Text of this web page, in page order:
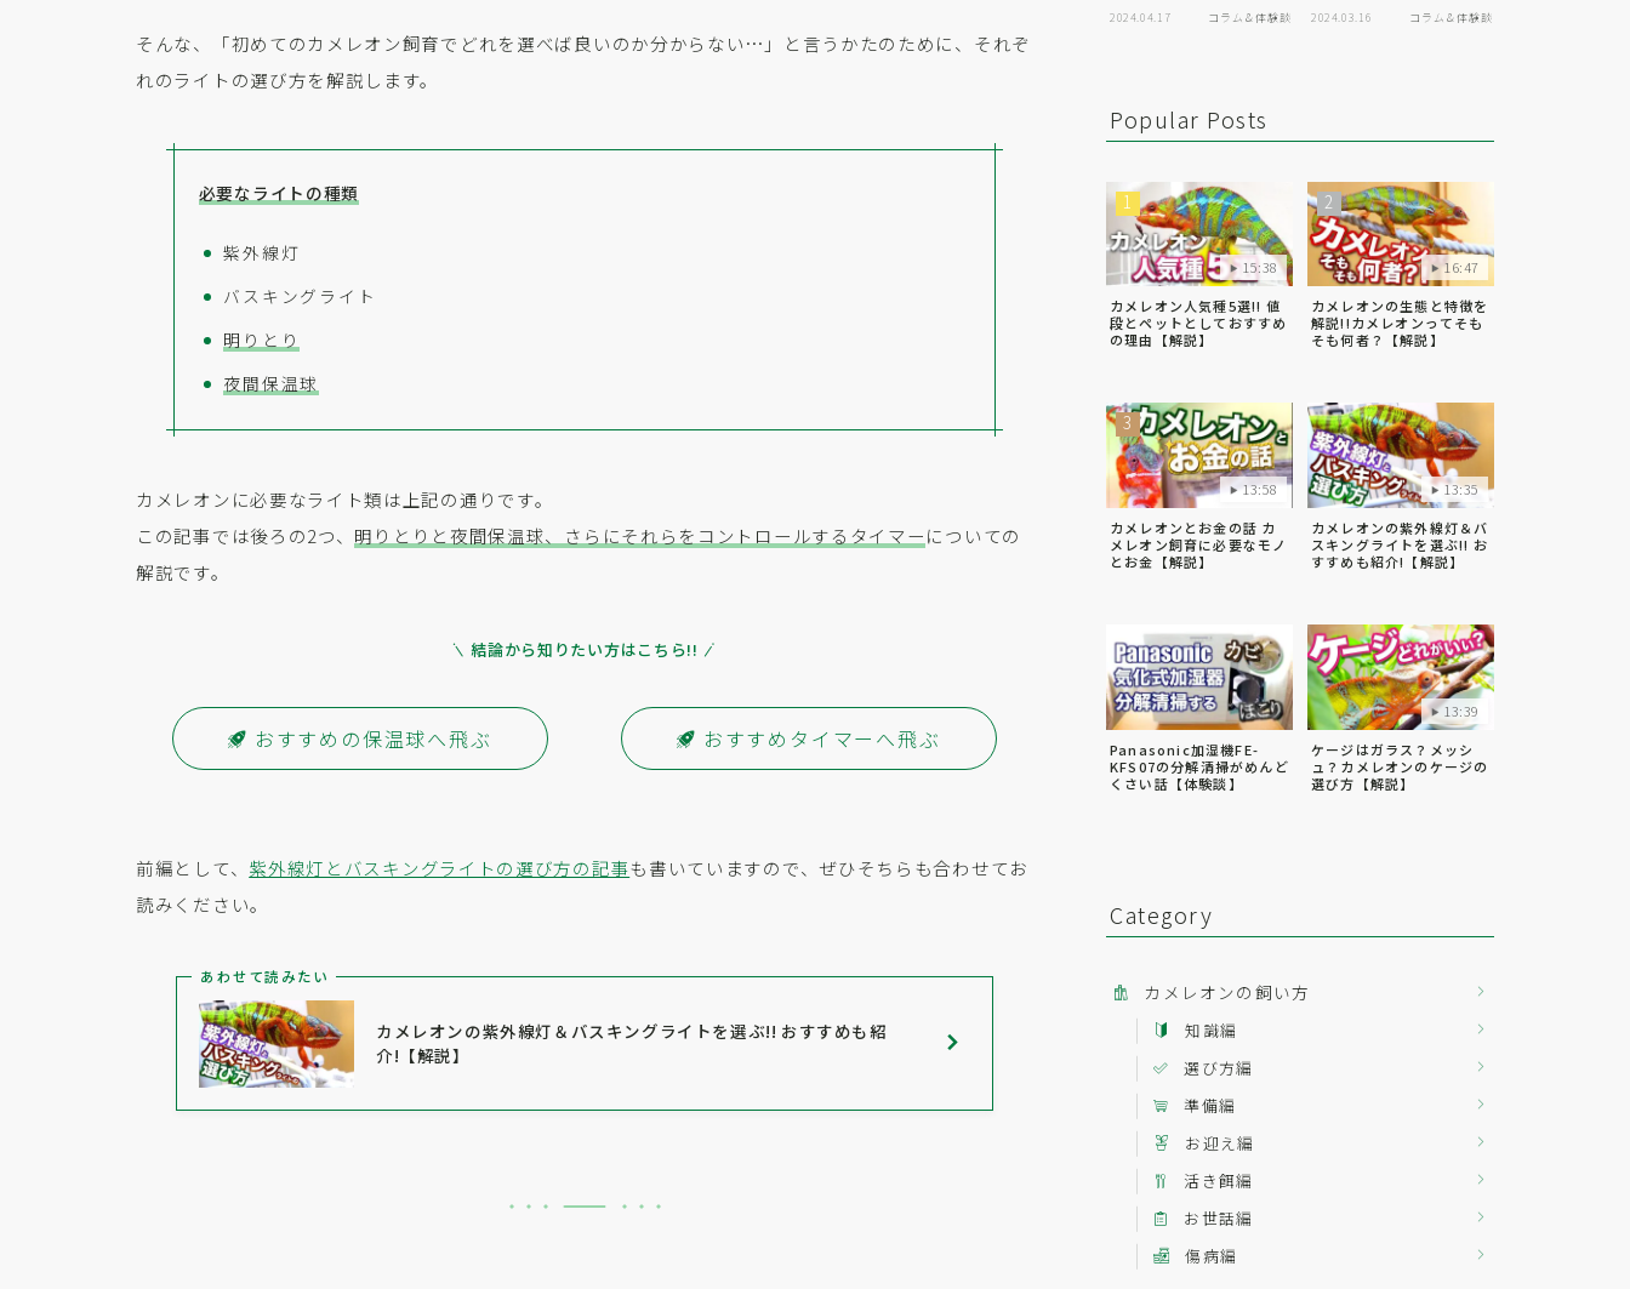
そんな、「初めてのカメレオン飼育でどれを選べば良いのか分からない…」と言うかたのために、それぞ
れのライトの選び方を解説します。
必要なライトの種類
紫外線灯
バスキングライト
明りとり
夜間保温球
カメレオンに必要なライト類は上記の通りです。
この記事では後ろの2つ、 明りとりと夜間保温球、さらにそれらをコントロールするタイマーについての
解説です。
結論から知りたい方はこちら!!
おすすめの保温球へ飛ぶ おすすめタイマーへ飛ぶ
前編として、 紫外線灯とバスキングライトの選び方の記事も書いていますので、ぜひそちらも合わせてお
読みください。
あわせて読みたい
カメレオンの紫外線灯＆バスキングライトを選ぶ!! おすすめも紹
介!【解説】
2024.04.17 コラム＆体験談 2024.03.16 コラム＆体験談
Popular Posts
15:38
カメレオン人気種5選!! 値
段とペットとしておすすめ
の理由【解説】
16:47
カメレオンの生態と特徴を
解説!!カメレオンってそも
そも何者？【解説】
13:58
カメレオンとお金の話 カ
メレオン飼育に必要なモノ
とお金【解説】
13:35
カメレオンの紫外線灯＆バ
スキングライトを選ぶ!! お
すすめも紹介!【解説】
Panasonic加湿機FE-
KFS07の分解清掃がめんど
くさい話【体験談】
13:39
ケージはガラス？メッシ
ュ？カメレオンのケージの
選び方【解説】
Category
カメレオンの飼い方
知識編
選び方編
準備編
お迎え編
活き餌編
お世話編
傷病編